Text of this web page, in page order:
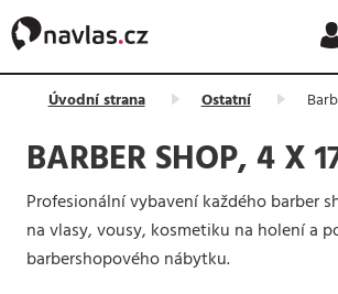
Úvodní strana Ostatní
BARBER SHOP, 4 X
Profesionální vybavení každého barber
na vlasy, vousy, kosmetiku na holení a
barbershopového nábytku.